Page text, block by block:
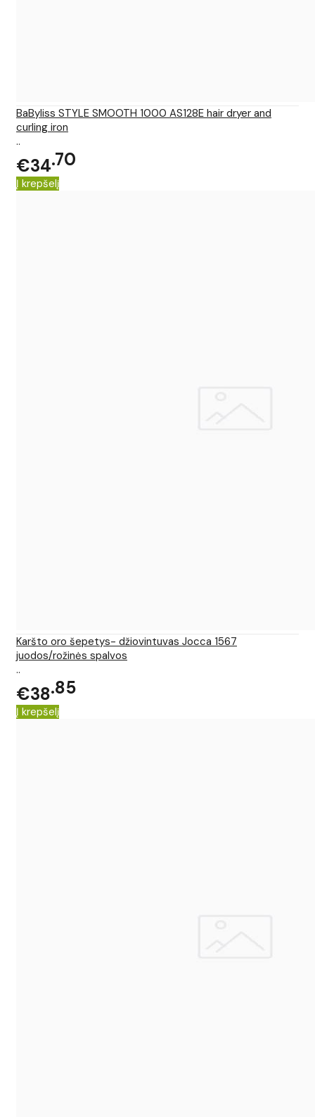
BaByliss STYLE SMOOTH 1000 AS128E hair dryer and
curling iron
..
€34 70
Į krepšelį
Karšto oro šepetys- džiovintuvas Jocca 1567
juodos/rožinės spalvos
..
€38 85
Į krepšelį